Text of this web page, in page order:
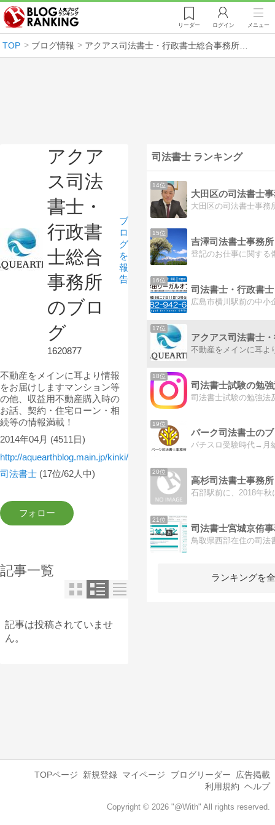
リーダー ログイン メニュー
TOP ブログ情報 アクアス司法書士・行政書士総合事務所のブログ
アクア
ス司法
書士・
行政書
士総合
事務所
のブロ
グ
1620877
ブ
ロ
グ
を
報
告
不動産をメインに耳より情報
をお届けしますマンション等
の他、収益用不動産購入時の
お話、契約・住宅ローン・相
続等の情報満載！
2014年04月 (4511日)
http://aquearthblog.main.jp/kinki/
司法書士 (17位/62人中)
記事一覧
記事は投稿されていませ
ん。
司法書士 ランキング
14位
15位
吉澤司法書士事務
登記のお仕事に関する
16位
17位
18位
司法書士試験の勉
司法書士試験の勉強法
19位
パーク司法書士の
20位
21位
司法書士宮城京侑
鳥取県西部在住の司法
ランキングを
TOPページ 新規登録 マイページ ブログリーダー
広告掲載
利用規約 ヘルプ
Copyright © 2026 "@With" All rights reserved.